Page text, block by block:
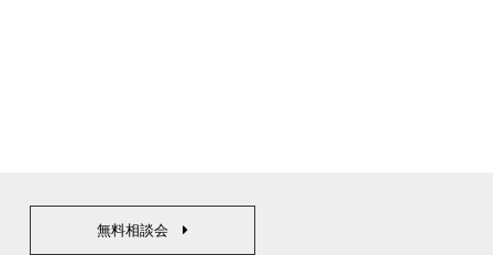
無料相談会